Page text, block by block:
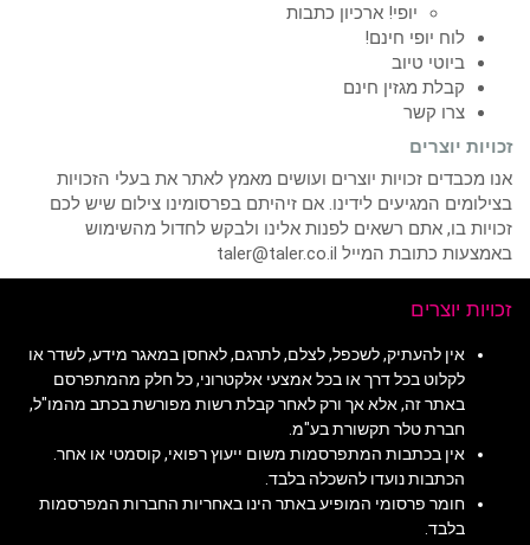
יופי! ארכיון כתבות
לוח יופי חינם!
ביוטי טיוב
קבלת מגזין חינם
צרו קשר
זכויות יוצרים
אנו מכבדים זכויות יוצרים ועושים מאמץ לאתר את בעלי הזכויות
בצילומים המגיעים לידינו. אם זיהיתם בפרסומינו צילום שיש לכם
זכויות בו, אתם רשאים לפנות אלינו ולבקש לחדול מהשימוש
באמצעות כתובת המייל taler@taler.co.il
זכויות יוצרים
אין להעתיק, לשכפל, לצלם, לתרגם, לאחסן במאגר מידע, לשדר או
לקלוט בכל דרך או בכל אמצעי אלקטרוני, כל חלק מהמתפרסם
באתר זה, אלא אך ורק לאחר קבלת רשות מפורשת בכתב מהמו"ל,
חברת טלר תקשורת בע"מ.
אין בכתבות המתפרסמות משום ייעוץ רפואי, קוסמטי או אחר.
הכתבות נועדו להשכלה בלבד.
חומר פרסומי המופיע באתר הינו באחריות החברות המפרסמות
בלבד.